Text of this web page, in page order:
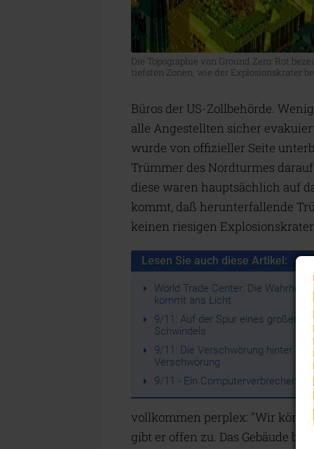
Die Topographie von Ground Zero: Rot
tiefsten Zonen, wie der Explosionskrater
Büros der US-Zollbehörde.
alle Angestellten sicher
wurde von offizieller Seite
Trümmer des Nordturmes
diese waren hauptsächlich auf
kommt, daß herunterfallende
keinen riesigen
Lesen Sie auch diese Artikel:
World Trade Center: Die Wahrheit
kommt ans Licht
9/11: Auf der Spur eines großen
Schwindels
9/11: Die Verschwörung hinter der
Verschwörung
9/11 - Ein Computerverbrechen?
vollkommen perplex: "Wir
gibt er offen zu. Das Gebäude